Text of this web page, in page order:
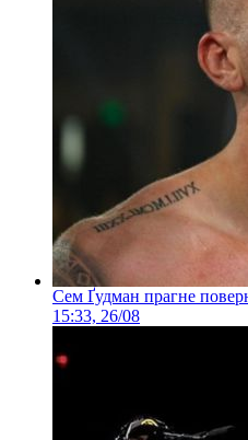
Сем Ґудман прагне
15:33, 26/08